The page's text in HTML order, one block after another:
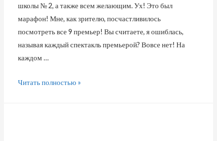
школы № 2, а также всем желающим. Ух! Это был
марафон! Мне, как зрителю, посчастливилось
посмотреть все 9 премьер! Вы считаете, я ошиблась,
называя каждый спектакль премьерой? Вовсе нет! На
каждом …
Читать полностью »